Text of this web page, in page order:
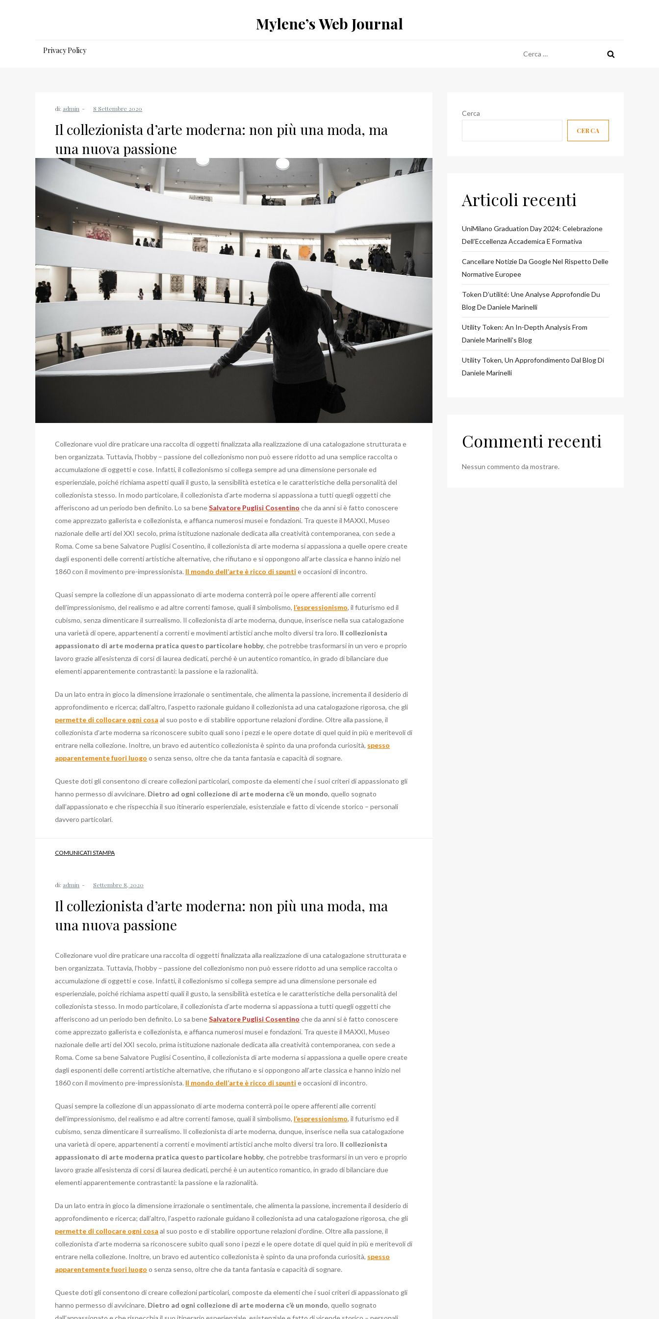
Mylene’s Web Journal
Privacy Policy
per:
di: admin
Il collezionista d’arte moderna: non più una moda, ma
una nuova passione
Collezionare vuol dire praticare una raccolta di oggetti finalizzata alla realizzazione di una catalogazione strutturata e
ben organizzata. Tuttavia, l’hobby – passione del collezionismo non può essere ridotto ad una semplice raccolta o
accumulazione di oggetti e cose. Infatti, il collezionismo si collega sempre ad una dimensione personale ed
esperienziale, poiché richiama aspetti quali il gusto, la sensibilità estetica e le caratteristiche della personalità del
collezionista stesso. In modo particolare, il collezionista d’arte moderna si appassiona a tutti quegli oggetti che
afferiscono ad un periodo ben definito. Lo sa beneSalvatore Puglisi Cosentino che da anni si è fatto conoscere
come apprezzato gallerista e collezionista, e affianca numerosi musei e fondazioni. Tra queste il MAXXI, Museo
nazionale delle arti del XXI secolo, prima istituzione nazionale dedicata alla creatività contemporanea, con sede a
Roma. Come sa bene Salvatore Puglisi Cosentino, il collezionista di arte moderna si appassiona a quelle opere create
dagli esponenti delle correnti artistiche alternative, che rifiutano e si oppongono all’arte classica e hanno inizio nel
1860 con il movimento pre-impressionista. Il mondo dell’arte è ricco di spunti e occasioni di incontro.
Quasi sempre la collezione di un appassionato di arte moderna conterrà poi le opere afferenti alle correnti
dell’impressionismo, del realismo e ad altre correnti famose, quali il simbolismo, l’espressionismo, il futurismo ed il
cubismo, senza dimenticare il surrealismo. Il collezionista di arte moderna, dunque, inserisce nella sua catalogazione
una varietà di opere, appartenenti a correnti e movimenti artistici anche molto diversi tra loro. Il collezionista
appassionato di arte moderna pratica questo particolare hobby, che potrebbe trasformarsi in un vero e proprio
lavoro grazie all’esistenza di corsi di laurea dedicati, perché è un autentico romantico, in grado di bilanciare due
elementi apparentemente contrastanti: la passione e la razionalità.
Da un lato entra in gioco la dimensione irrazionale o sentimentale, che alimenta la passione, incrementa il desiderio di
approfondimento e ricerca; dall’altro, l’aspetto razionale guidano il collezionista ad una catalogazione rigorosa, che gli
permette di collocare ogni cosa al suo posto e di stabilire opportune relazioni d’ordine. Oltre alla passione, il
collezionista d’arte moderna sa riconoscere subito quali sono i pezzi e le opere dotate di quel quid in più e meritevoli di
entrare nella collezione. Inoltre, un bravo ed autentico collezionista è spinto da una profonda curiosità, spesso
apparentemente fuori luogo o senza senso, oltre che da tanta fantasia e capacità di sognare.
Queste doti gli consentono di creare collezioni particolari, composte da elementi che i suoi criteri di appassionato gli
hanno permesso di avvicinare. Dietro ad ogni collezione di arte moderna c’è un mondo, quello sognato
dall’appassionato e che rispecchia il suo itinerario esperienziale, esistenziale e fatto di vicende storico – personali
davvero particolari.
COMUNICATI STAMPA
di: admin
Il collezionista d’arte moderna: non più una moda, ma
una nuova passione
Collezionare vuol dire praticare una raccolta di oggetti finalizzata alla realizzazione di una catalogazione strutturata e
ben organizzata. Tuttavia, l’hobby – passione del collezionismo non può essere ridotto ad una semplice raccolta o
accumulazione di oggetti e cose. Infatti, il collezionismo si collega sempre ad una dimensione personale ed
esperienziale, poiché richiama aspetti quali il gusto, la sensibilità estetica e le caratteristiche della personalità del
collezionista stesso. In modo particolare, il collezionista d’arte moderna si appassiona a tutti quegli oggetti che
afferiscono ad un periodo ben definito. Lo sa beneSalvatore Puglisi Cosentino che da anni si è fatto conoscere
come apprezzato gallerista e collezionista, e affianca numerosi musei e fondazioni. Tra queste il MAXXI, Museo
nazionale delle arti del XXI secolo, prima istituzione nazionale dedicata alla creatività contemporanea, con sede a
Roma. Come sa bene Salvatore Puglisi Cosentino, il collezionista di arte moderna si appassiona a quelle opere create
dagli esponenti delle correnti artistiche alternative, che rifiutano e si oppongono all’arte classica e hanno inizio nel
1860 con il movimento pre-impressionista. Il mondo dell’arte è ricco di spunti e occasioni di incontro.
Quasi sempre la collezione di un appassionato di arte moderna conterrà poi le opere afferenti alle correnti
dell’impressionismo, del realismo e ad altre correnti famose, quali il simbolismo, l’espressionismo, il futurismo ed il
cubismo, senza dimenticare il surrealismo. Il collezionista di arte moderna, dunque, inserisce nella sua catalogazione
una varietà di opere, appartenenti a correnti e movimenti artistici anche molto diversi tra loro. Il collezionista
appassionato di arte moderna pratica questo particolare hobby, che potrebbe trasformarsi in un vero e proprio
lavoro grazie all’esistenza di corsi di laurea dedicati, perché è un autentico romantico, in grado di bilanciare due
elementi apparentemente contrastanti: la passione e la razionalità.
Da un lato entra in gioco la dimensione irrazionale o sentimentale, che alimenta la passione, incrementa il desiderio di
approfondimento e ricerca; dall’altro, l’aspetto razionale guidano il collezionista ad una catalogazione rigorosa, che gli
permette di collocare ogni cosa al suo posto e di stabilire opportune relazioni d’ordine. Oltre alla passione, il
collezionista d’arte moderna sa riconoscere subito quali sono i pezzi e le opere dotate di quel quid in più e meritevoli di
entrare nella collezione. Inoltre, un bravo ed autentico collezionista è spinto da una profonda curiosità, spesso
apparentemente fuori luogo o senza senso, oltre che da tanta fantasia e capacità di sognare.
Queste doti gli consentono di creare collezioni particolari, composte da elementi che i suoi criteri di appassionato gli
hanno permesso di avvicinare. Dietro ad ogni collezione di arte moderna c’è un mondo, quello sognato
Cerca
CERCA
Articoli recenti
UniMilano Graduation Day 2024: Celebrazione
Dell’Eccellenza Accademica E Formativa
Cancellare Notizie Da Google Nel Rispetto Delle
Normative Europee
Token D’utilité: Une Analyse Approfondie Du
Blog De Daniele Marinelli
Utility Token: An In-Depth Analysis From
Daniele Marinelli’s Blog
Utility Token, Un Approfondimento Dal Blog Di
Daniele Marinelli
Commenti recenti
Nessun commento da mostrare.